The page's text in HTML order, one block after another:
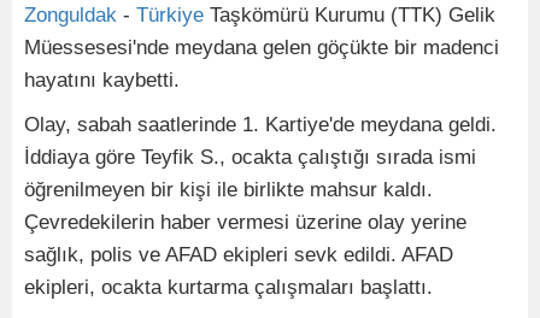
Zonguldak - Türkiye Taşkömürü Kurumu (TTK) Gelik
Müessesesi'nde meydana gelen göçükte bir madenci
hayatını kaybetti.
Olay, sabah saatlerinde 1. Kartiye'de meydana geldi.
İddiaya göre Teyfik S., ocakta çalıştığı sırada ismi
öğrenilmeyen bir kişi ile birlikte mahsur kaldı.
Çevredekilerin haber vermesi üzerine olay yerine
sağlık, polis ve AFAD ekipleri sevk edildi. AFAD
ekipleri, ocakta kurtarma çalışmaları başlattı.